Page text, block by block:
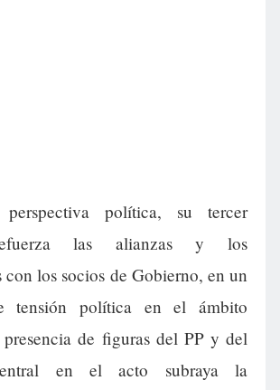
política, su tercer
las alianzas y los
con los socios de Gobierno, en un
tensión política en el ámbito
de figuras del PP y del
en el acto subraya la